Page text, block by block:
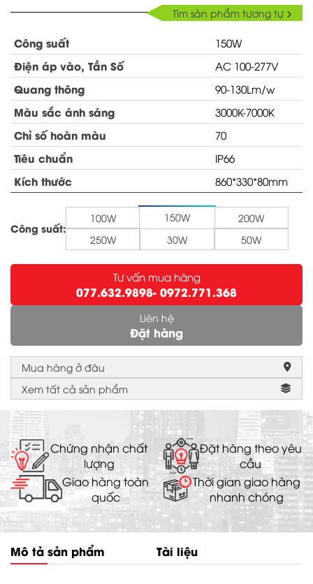
Tìm sản phẩm tương tự
Công suất 150W
Điện áp vào, Tần Số AC 100-277V
Quang thông 90-130Lm/w
Màu sắc ánh sáng 3000K-7000K
Chỉ số hoàn màu 70
Tiêu chuẩn IP66
Kích thước 860*330*80mm
Công suất:
100W 150W
200W
250W
30W 50W
Tư vấn mua hàng
077.632.9898- 0972.771.368
Liên hệ
Đặt hàng
Mua hàng ở đâu
Xem tất cả sản phẩm
GỬI ĐI
Chứng nhận chất
lượng
Đặt hàng theo yêu
cầu
Giao hàng toàn
quốc
Thời gian giao hàng
nhanh chóng
Mô tả sản phẩm Tài liệu